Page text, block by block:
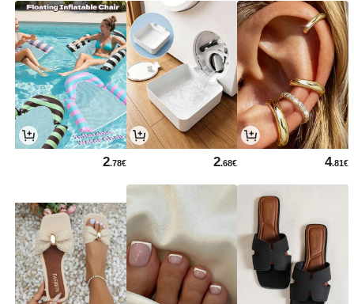
4.81€
2.68€
2.78€